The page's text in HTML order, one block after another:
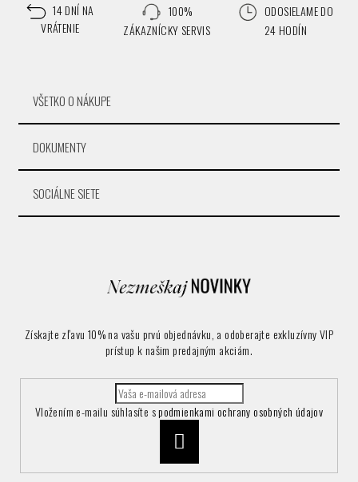
14 DNÍ NA
VRÁTENIE
100%
ZÁKAZNÍCKY SERVIS
ODOSIELAME DO
24 HODÍN
VŠETKO O NÁKUPE
DOKUMENTY
SOCIÁLNE SIETE
Získajte zľavu 10% na vašu prvú objednávku, a odoberajte exkluzívny VIP
prístup k našim predajným akciám.
Vložením e-mailu súhlasíte spodmienkami ochrany osobných údajov